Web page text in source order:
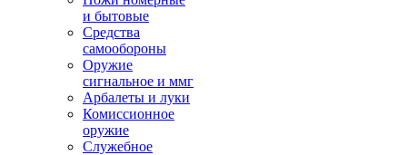
и бытовые
Средства
самообороны
Оружие
сигнальное и ммг
Арбалеты и луки
Комиссионное
оружие
Служебное